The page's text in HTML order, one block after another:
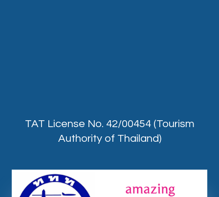
TAT License No. 42/00454 (Tourism
Authority of Thailand)